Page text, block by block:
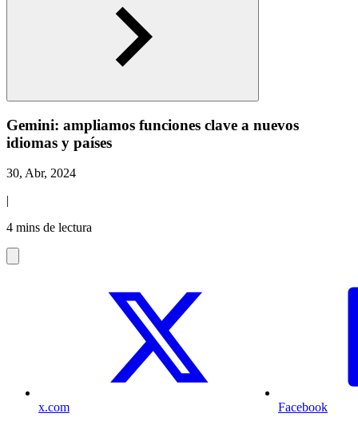
Gemini: ampliamos funciones clave a nuevos
idiomas y países
30, Abr, 2024
|
4 mins de lectura
x.com Facebook